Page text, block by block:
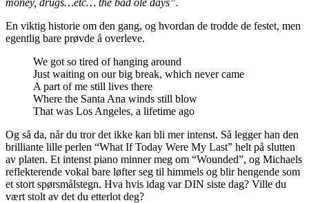
En viktig historie om den gang, og hvordan de trodde de festet, men
egentlig bare prøvde å overleve.
We got so tired of hanging around
Just waiting on our big break, which never came
A part of me still lives there
Where the Santa Ana winds still blow
That was Los Angeles, a lifetime ago
Og så da, når du tror det ikke kan bli mer intenst. Så legger han den
brilliante lille perlen “What If Today Were My Last” helt på slutten
av platen. Et intenst piano minner meg om “Wounded”, og Michaels
reflekterende vokal bare løfter seg til himmels og blir hengende som
et stort spørsmålstegn. Hva hvis idag var DIN siste dag? Ville du
vært stolt av det du etterlot deg?